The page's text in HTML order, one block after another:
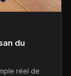
du
réel de